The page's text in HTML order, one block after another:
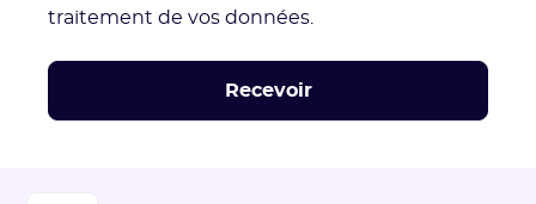
traitement de vos données.